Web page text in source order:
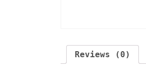
Reviews (0)